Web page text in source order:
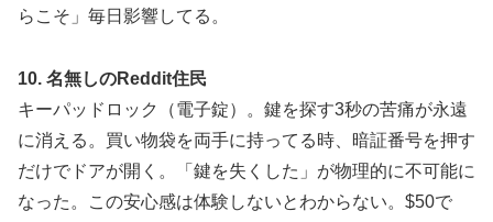
らこそ」毎日影響してる。
10. 名無しのReddit住民
キーパッドロック（電子錠）。鍵を探す3秒の苦痛が永遠
に消える。買い物袋を両手に持ってる時、暗証番号を押す
だけでドアが開く。「鍵を失くした」が物理的に不可能に
なった。この安心感は体験しないとわからない。$50で